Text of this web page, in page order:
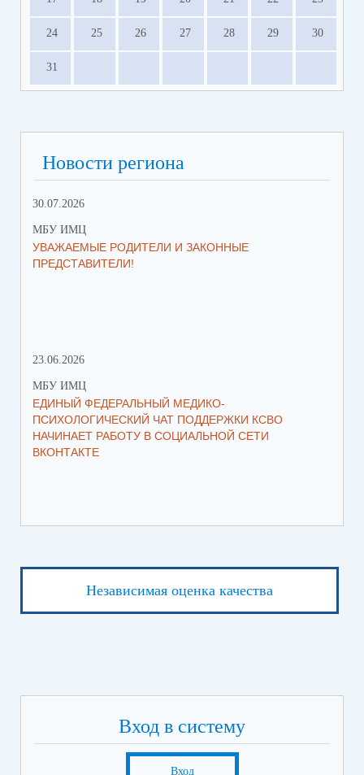
24 25 26 27 28 29 30
31
Новости региона
30.07.2026
МБУ ИМЦ
УВАЖАЕМЫЕ РОДИТЕЛИ И ЗАКОННЫЕ
ПРЕДСТАВИТЕЛИ!
23.06.2026
МБУ ИМЦ
ЕДИНЫЙ ФЕДЕРАЛЬНЫЙ МЕДИКО-
ПСИХОЛОГИЧЕСКИЙ ЧАТ ПОДДЕРЖКИ КСВО
НАЧИНАЕТ РАБОТУ В СОЦИАЛЬНОЙ СЕТИ
ВКОНТАКТЕ
Независимая оценка качества
Вход в систему
Вход